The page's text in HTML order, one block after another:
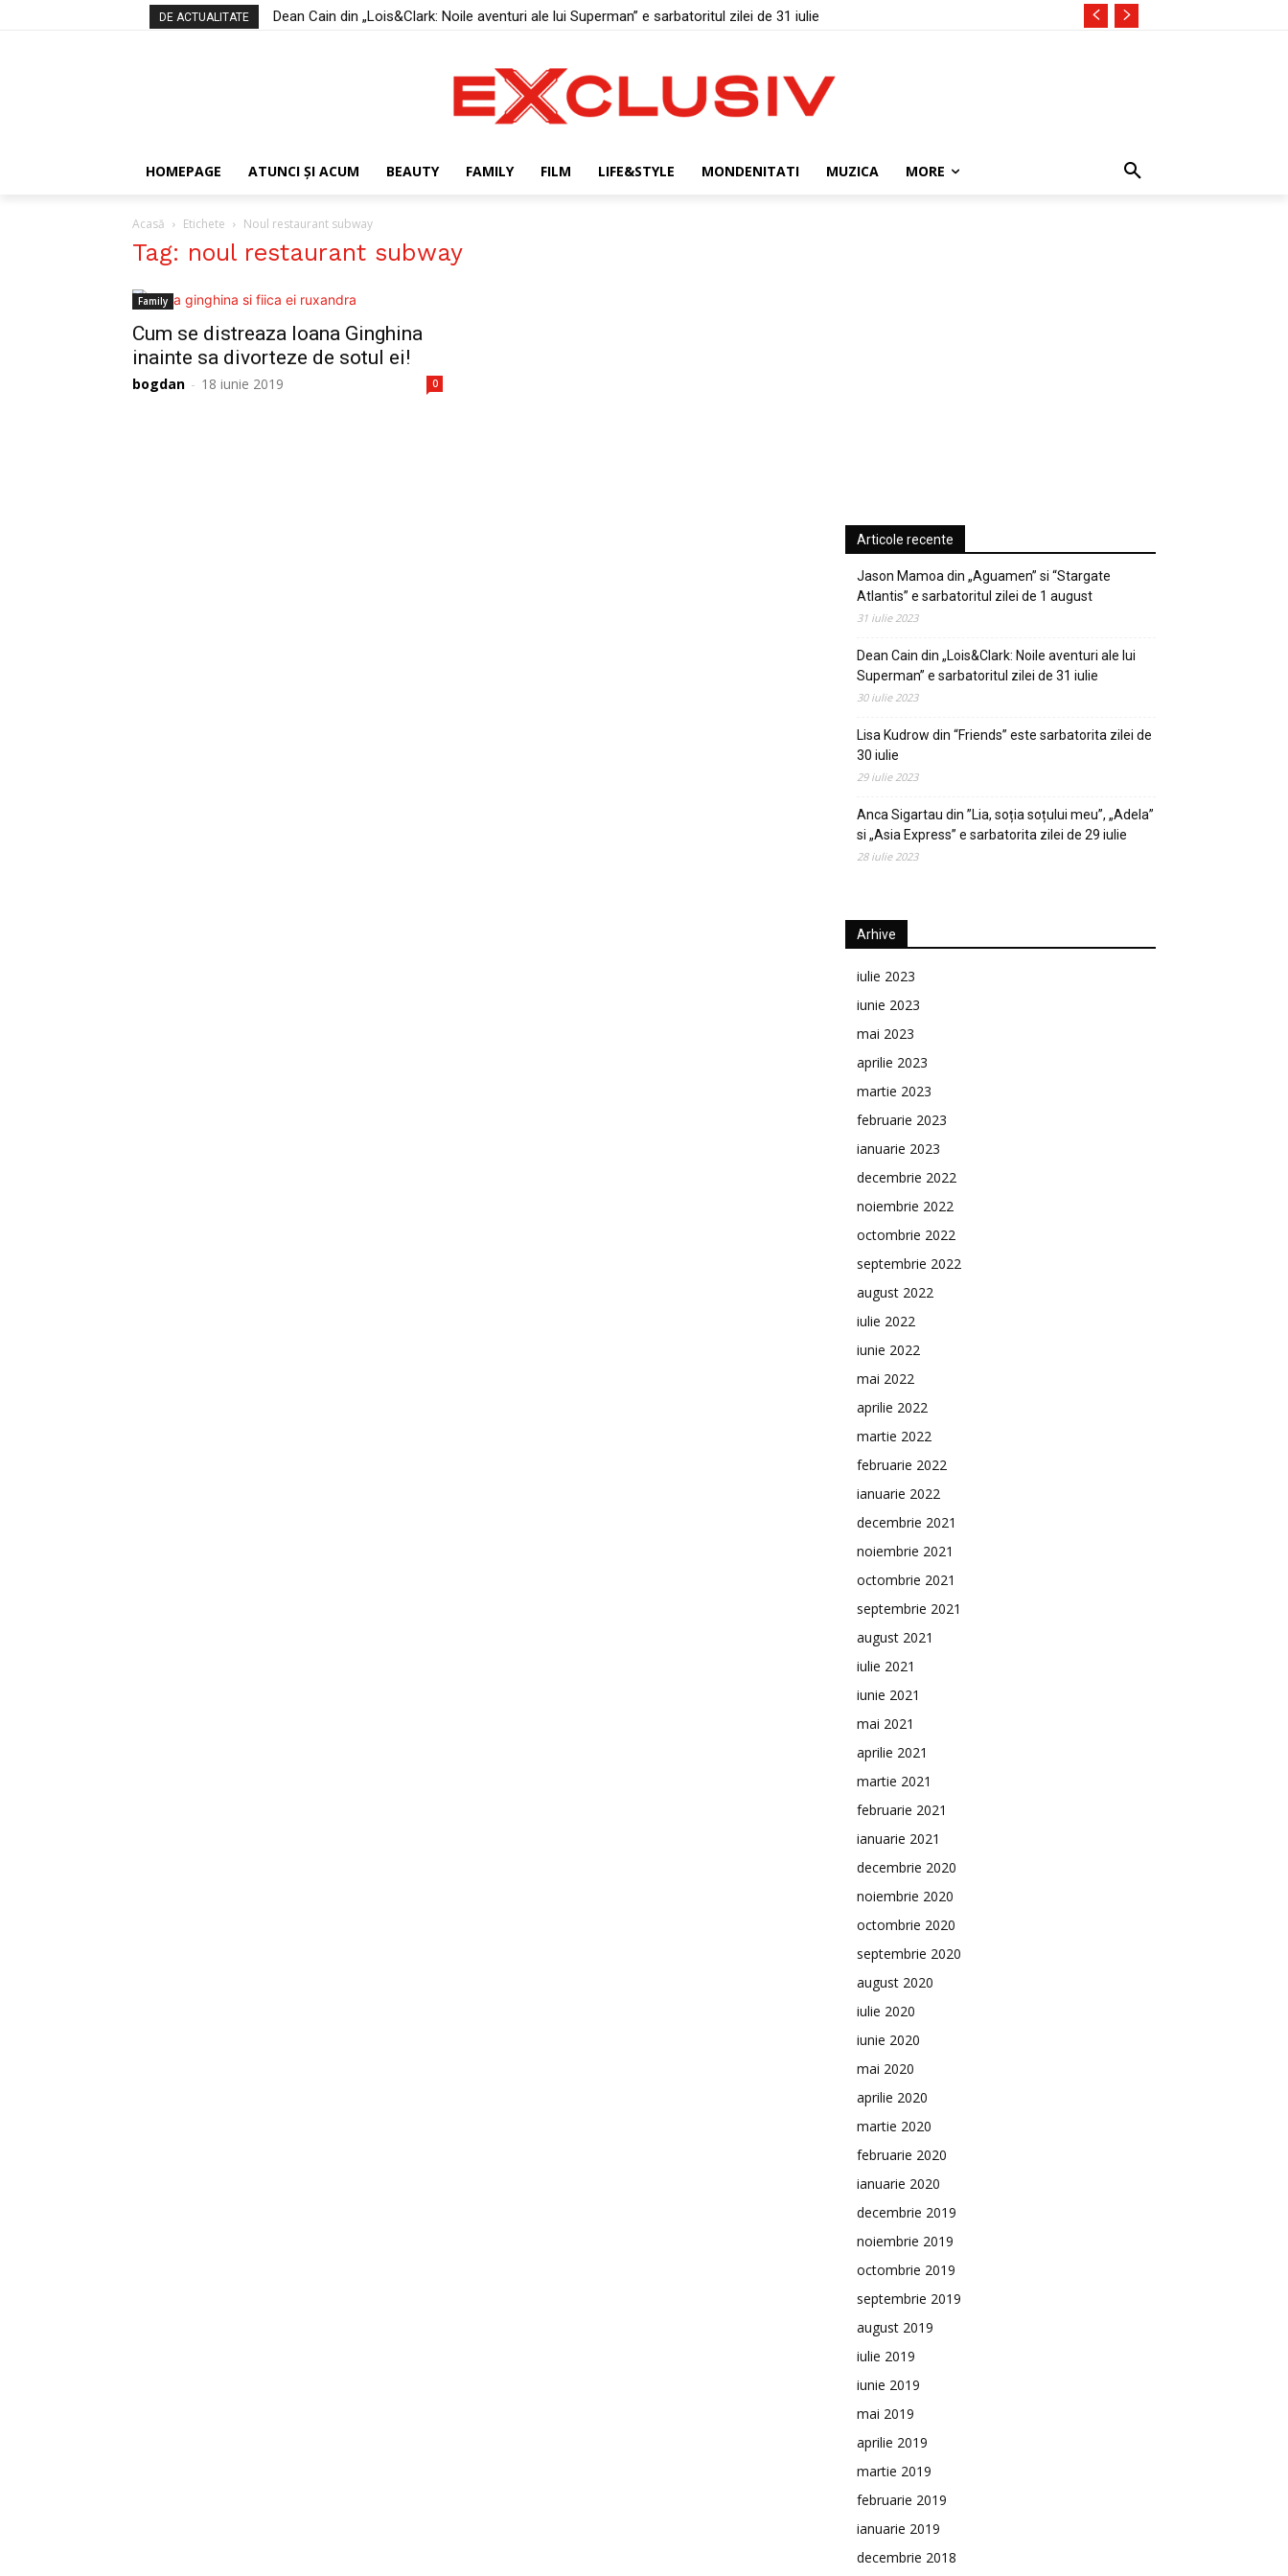
DE ACTUALITATE Dean Cain din „Lois&Clark: Noile aventuri ale lui Superman” e sarbatoritul zilei de 31 iulie
HOMEPAGE ATUNCI ŞI ACUM BEAUTY FAMILY FILM LIFE&STYLE MONDENITATI MUZICA MORE
Acasă Etichete Noul restaurant subway
Tag: noul restaurant subway
Family
Cum se distreaza Ioana Ginghina
inainte sa divorteze de sotul ei!
bogdan - 18 iunie 2019 0
Articole recente
Jason Mamoa din „Aguamen” si “Stargate
Atlantis” e sarbatoritul zilei de 1 august
31 iulie 2023
Dean Cain din „Lois&Clark: Noile aventuri ale lui
Superman” e sarbatoritul zilei de 31 iulie
30 iulie 2023
Lisa Kudrow din “Friends” este sarbatorita zilei de
30 iulie
29 iulie 2023
Anca Sigartau din ”Lia, soția soțului meu”, „Adela”
si „Asia Express” e sarbatorita zilei de 29 iulie
28 iulie 2023
Arhive
iulie 2023
iunie 2023
mai 2023
aprilie 2023
martie 2023
februarie 2023
ianuarie 2023
decembrie 2022
noiembrie 2022
octombrie 2022
septembrie 2022
august 2022
iulie 2022
iunie 2022
mai 2022
aprilie 2022
martie 2022
februarie 2022
ianuarie 2022
decembrie 2021
noiembrie 2021
octombrie 2021
septembrie 2021
august 2021
iulie 2021
iunie 2021
mai 2021
aprilie 2021
martie 2021
februarie 2021
ianuarie 2021
decembrie 2020
noiembrie 2020
octombrie 2020
septembrie 2020
august 2020
iulie 2020
iunie 2020
mai 2020
aprilie 2020
martie 2020
februarie 2020
ianuarie 2020
decembrie 2019
noiembrie 2019
octombrie 2019
septembrie 2019
august 2019
iulie 2019
iunie 2019
mai 2019
aprilie 2019
martie 2019
februarie 2019
ianuarie 2019
decembrie 2018